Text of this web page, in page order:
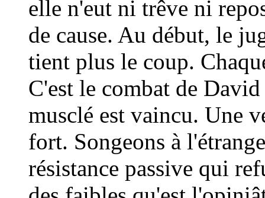
elle n'eut ni trêve ni
de cause. Au début, le
tient plus le coup.
C'est le combat de
musclé est vaincu. Une
fort. Songeons à
résistance passive qui